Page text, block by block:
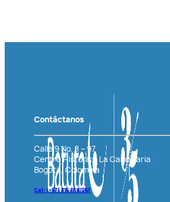
Contáctanos
Calle 9 No. 8 – 97
Centro Histórico La Candelaria
Bogotá, Colombia
Cel: (+57)316 0187261